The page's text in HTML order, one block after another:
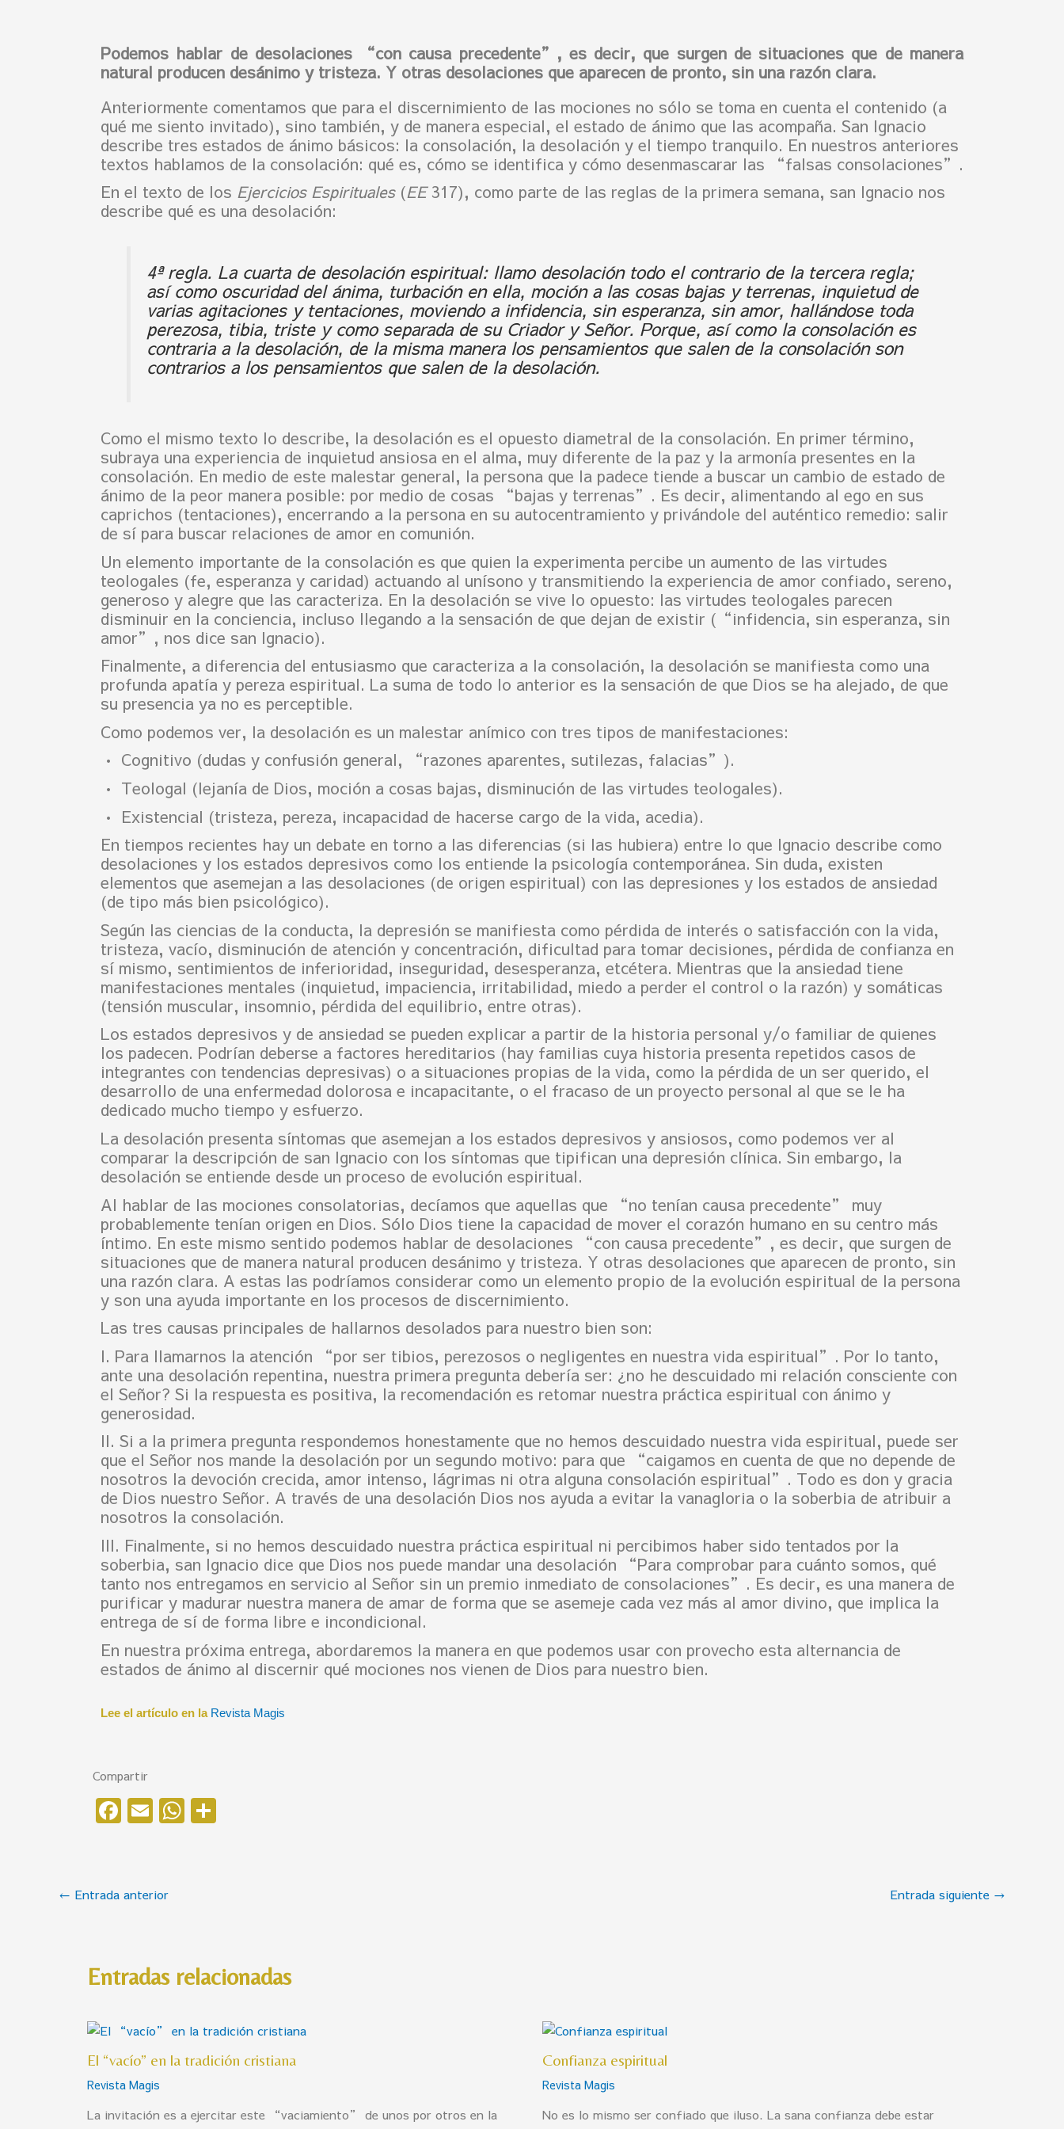
Podemos hablar de desolaciones “con causa precedente”, es decir, que surgen de situaciones que de manera
natural producen desánimo y tristeza. Y otras desolaciones que aparecen de pronto, sin una razón clara.
Anteriormente comentamos que para el discernimiento de las mociones no sólo se toma en cuenta el contenido (a
qué me siento invitado), sino también, y de manera especial, el estado de ánimo que las acompaña. San Ignacio
describe tres estados de ánimo básicos: la consolación, la desolación y el tiempo tranquilo. En nuestros anteriores
textos hablamos de la consolación: qué es, cómo se identifica y cómo desenmascarar las “falsas consolaciones”.
En el texto de los Ejercicios Espirituales(EE317), como parte de las reglas de la primera semana, san Ignacio nos
describe qué es una desolación:
4ª regla. La cuarta de desolación espiritual: llamo desolación todo el contrario de la tercera regla;
así como oscuridad del ánima, turbación en ella, moción a las cosas bajas y terrenas, inquietud de
varias agitaciones y tentaciones, moviendo a infidencia, sin esperanza, sin amor, hallándose toda
perezosa, tibia, triste y como separada de su Criador y Señor. Porque, así como la consolación es
contraria a la desolación, de la misma manera los pensamientos que salen de la consolación son
contrarios a los pensamientos que salen de la desolación.
Como el mismo texto lo describe, la desolación es el opuesto diametral de la consolación. En primer término,
subraya una experiencia de inquietud ansiosa en el alma, muy diferente de la paz y la armonía presentes en la
consolación. En medio de este malestar general, la persona que la padece tiende a buscar un cambio de estado de
ánimo de la peor manera posible: por medio de cosas “bajas y terrenas”. Es decir, alimentando al ego en sus
caprichos (tentaciones), encerrando a la persona en su autocentramiento y privándole del auténtico remedio: salir
de sí para buscar relaciones de amor en comunión.
Un elemento importante de la consolación es que quien la experimenta percibe un aumento de las virtudes
teologales (fe, esperanza y caridad) actuando al unísono y transmitiendo la experiencia de amor confiado, sereno,
generoso y alegre que las caracteriza. En la desolación se vive lo opuesto: las virtudes teologales parecen
disminuir en la conciencia, incluso llegando a la sensación de que dejan de existir (“infidencia, sin esperanza, sin
amor”, nos dice san Ignacio).
Finalmente, a diferencia del entusiasmo que caracteriza a la consolación, la desolación se manifiesta como una
profunda apatía y pereza espiritual. La suma de todo lo anterior es la sensación de que Dios se ha alejado, de que
su presencia ya no es perceptible.
Como podemos ver, la desolación es un malestar anímico con tres tipos de manifestaciones:
• Cognitivo (dudas y confusión general, “razones aparentes, sutilezas, falacias”).
• Teologal (lejanía de Dios, moción a cosas bajas, disminución de las virtudes teologales).
• Existencial (tristeza, pereza, incapacidad de hacerse cargo de la vida, acedia).
En tiempos recientes hay un debate en torno a las diferencias (si las hubiera) entre lo que Ignacio describe como
desolaciones y los estados depresivos como los entiende la psicología contemporánea. Sin duda, existen
elementos que asemejan a las desolaciones (de origen espiritual) con las depresiones y los estados de ansiedad
(de tipo más bien psicológico).
Según las ciencias de la conducta, la depresión se manifiesta como pérdida de interés o satisfacción con la vida,
tristeza, vacío, disminución de atención y concentración, dificultad para tomar decisiones, pérdida de confianza en
sí mismo, sentimientos de inferioridad, inseguridad, desesperanza, etcétera. Mientras que la ansiedad tiene
manifestaciones mentales (inquietud, impaciencia, irritabilidad, miedo a perder el control o la razón) y somáticas
(tensión muscular, insomnio, pérdida del equilibrio, entre otras).
Los estados depresivos y de ansiedad se pueden explicar a partir de la historia personal y/o familiar de quienes
los padecen. Podrían deberse a factores hereditarios (hay familias cuya historia presenta repetidos casos de
integrantes con tendencias depresivas) o a situaciones propias de la vida, como la pérdida de un ser querido, el
desarrollo de una enfermedad dolorosa e incapacitante, o el fracaso de un proyecto personal al que se le ha
dedicado mucho tiempo y esfuerzo.
La desolación presenta síntomas que asemejan a los estados depresivos y ansiosos, como podemos ver al
comparar la descripción de san Ignacio con los síntomas que tipifican una depresión clínica. Sin embargo, la
desolación se entiende desde un proceso de evolución espiritual.
Al hablar de las mociones consolatorias, decíamos que aquellas que “no tenían causa precedente” muy
probablemente tenían origen en Dios. Sólo Dios tiene la capacidad de mover el corazón humano en su centro más
íntimo. En este mismo sentido podemos hablar de desolaciones “con causa precedente”, es decir, que surgen de
situaciones que de manera natural producen desánimo y tristeza. Y otras desolaciones que aparecen de pronto, sin
una razón clara. A estas las podríamos considerar como un elemento propio de la evolución espiritual de la persona
y son una ayuda importante en los procesos de discernimiento.
Las tres causas principales de hallarnos desolados para nuestro bien son:
I. Para llamarnos la atención “por ser tibios, perezosos o negligentes en nuestra vida espiritual”. Por lo tanto,
ante una desolación repentina, nuestra primera pregunta debería ser: ¿no he descuidado mi relación consciente con
el Señor? Si la respuesta es positiva, la recomendación es retomar nuestra práctica espiritual con ánimo y
generosidad.
II. Si a la primera pregunta respondemos honestamente que no hemos descuidado nuestra vida espiritual, puede ser
que el Señor nos mande la desolación por un segundo motivo: para que “caigamos en cuenta de que no depende de
nosotros la devoción crecida, amor intenso, lágrimas ni otra alguna consolación espiritual”. Todo es don y gracia
de Dios nuestro Señor. A través de una desolación Dios nos ayuda a evitar la vanagloria o la soberbia de atribuir a
nosotros la consolación.
III. Finalmente, si no hemos descuidado nuestra práctica espiritual ni percibimos haber sido tentados por la
soberbia, san Ignacio dice que Dios nos puede mandar una desolación “Para comprobar para cuánto somos, qué
tanto nos entregamos en servicio al Señor sin un premio inmediato de consolaciones”. Es decir, es una manera de
purificar y madurar nuestra manera de amar de forma que se asemeje cada vez más al amor divino, que implica la
entrega de sí de forma libre e incondicional.
En nuestra próxima entrega, abordaremos la manera en que podemos usar con provecho esta alternancia de
estados de ánimo al discernir qué mociones nos vienen de Dios para nuestro bien.
Lee el artículo en la Revista Magis
Compartir
F
e
o
k
E
l
W
p r
← Entrada anterior Entrada siguiente →
Entradas relacionadas
El “vacío” en la tradición cristiana
Revista Magis
La invitación es a ejercitar este “vaciamiento” de unos por otros en la
Confianza espiritual
Revista Magis
No es lo mismo ser confiado que iluso. La sana confianza debe estar